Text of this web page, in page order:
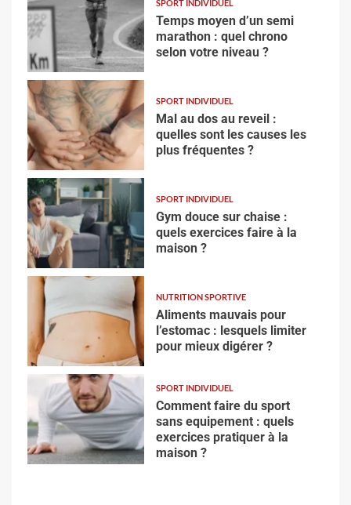
SPORT INDIVIDUEL
Temps moyen d’un semi
marathon : quel chrono
selon votre niveau ?
SPORT INDIVIDUEL
Mal au dos au reveil :
quelles sont les causes les
plus fréquentes ?
SPORT INDIVIDUEL
Gym douce sur chaise :
quels exercices faire à la
maison ?
NUTRITION SPORTIVE
Aliments mauvais pour
l’estomac : lesquels limiter
pour mieux digérer ?
SPORT INDIVIDUEL
Comment faire du sport
sans equipement : quels
exercices pratiquer à la
maison ?